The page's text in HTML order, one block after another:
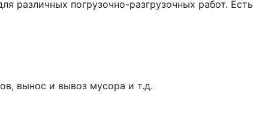
различных погрузочно-разгрузочных работ. Есть
вынос и вывоз мусора и т.д.